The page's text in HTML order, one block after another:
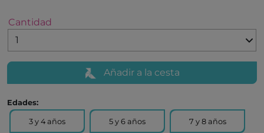
Cantidad
Añadir a la cesta
Edades:
3 y 4 años 5 y 6 años 7 y 8 años